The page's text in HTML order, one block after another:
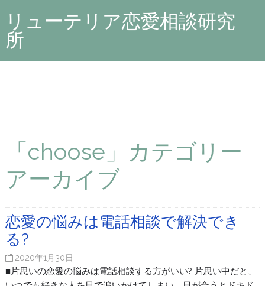
リューテリア恋愛相談研究
所
「choose」カテゴリー
アーカイブ
恋愛の悩みは電話相談で解決でき
る?
2020年1月30日
■片思いの恋愛の悩みは電話相談する方がいい? 片思い中だと、